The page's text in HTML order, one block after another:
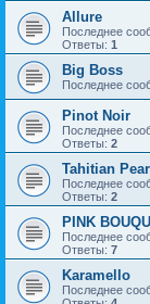
Allure
Последнее
Ответы: 1
Big Boss
Последнее
Pinot Noir
Последнее
Ответы: 2
Tahitian
Последнее
Ответы: 2
PINK
Последнее
Ответы: 7
Karamello
Последнее